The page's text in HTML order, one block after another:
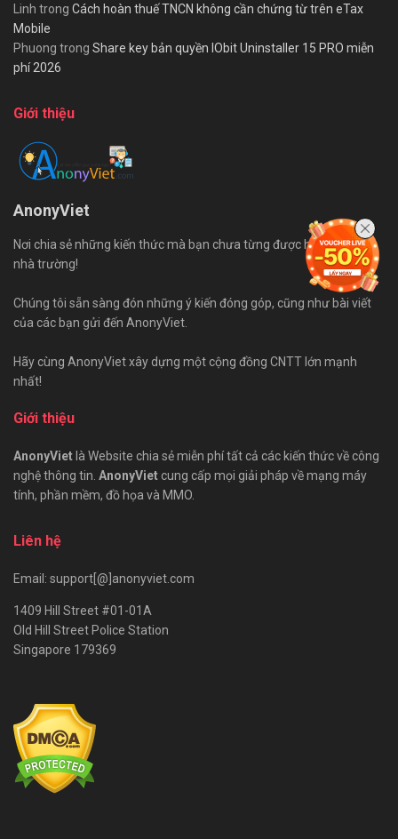
Linh trong Cách hoàn thuế TNCN không cần chứng từ trên eTax
Mobile
Phuong trong Share key bản quyền IObit Uninstaller 15 PRO miễn
phí 2026
Giới thiệu
AnonyViet
Nơi chia sẻ những kiến thức mà bạn chưa từng được học trên ghế
nhà trường!
Chúng tôi sẵn sàng đón những ý kiến đóng góp, cũng như bài viết
của các bạn gửi đến AnonyViet.
Hãy cùng AnonyViet xây dựng một cộng đồng CNTT lớn mạnh
nhất!
Giới thiệu
AnonyVietlà Website chia sẻ miễn phí tất cả các kiến thức về công
nghệ thông tin. AnonyViet cung cấp mọi giải pháp về mạng máy
tính, phần mềm, đồ họa và MMO.
Liên hệ
Email: support[@]anonyviet.com
1409 Hill Street #01-01A
Old Hill Street Police Station
Singapore 179369